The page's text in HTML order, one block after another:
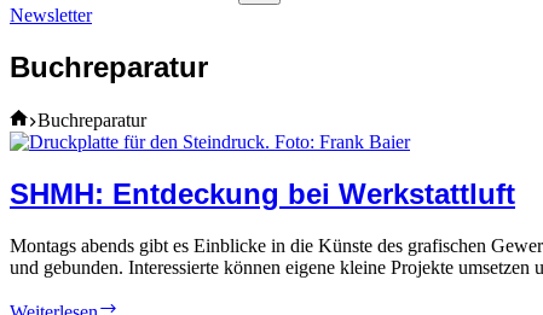
Newsletter
Buchreparatur
Home
Buchreparatur
SHMH: Entdeckung bei Werkstattluft
Montags abends gibt es Einblicke in die Künste des grafischen
und gebunden. Interessierte können eigene kleine Projekte umsetzen